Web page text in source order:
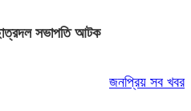
সভাপতি আটক
জনপ্রিয় সব খবর